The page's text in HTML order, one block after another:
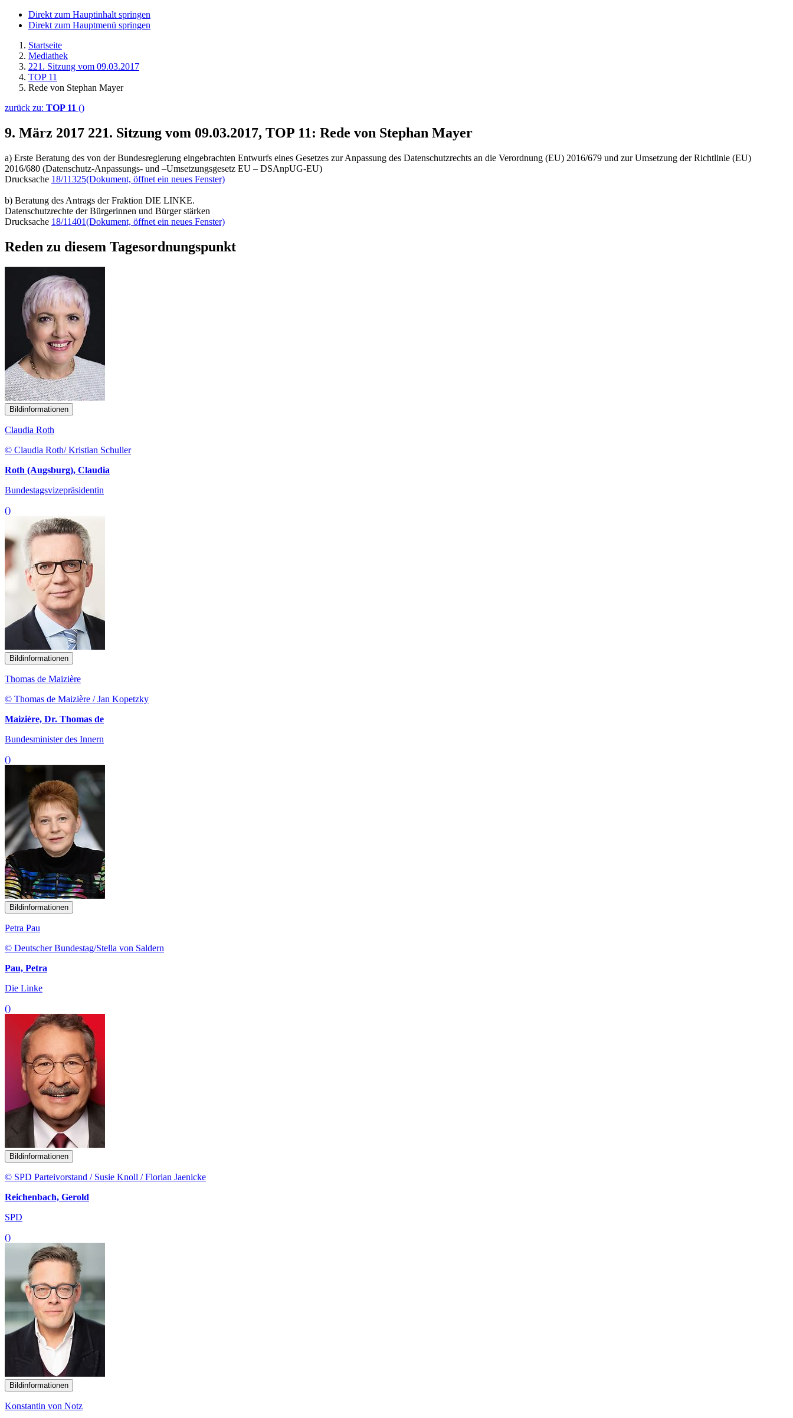
Direkt zum Hauptinhalt springen
Direkt zum Hauptmenü springen
Startseite
Mediathek
221. Sitzung vom 09.03.2017
TOP 11
Rede von Stephan Mayer
zurück zu: TOP 11 ()
9. März 2017 221. Sitzung vom 09.03.2017, TOP 11: Rede von Stephan Mayer
a) Erste Beratung des von der Bundesregierung eingebrachten Entwurfs eines Gesetzes zur Anpassung des Datenschutzrechts an die Verordnung (EU) 2016/679 und zur Umsetzung der Richtlinie (EU)
2016/680 (Datenschutz-Anpassungs- und –Umsetzungsgesetz EU – DSAnpUG-EU)
Drucksache 18/11325(Dokument, öffnet ein neues Fenster)
b) Beratung des Antrags der Fraktion DIE LINKE.
Datenschutzrechte der Bürgerinnen und Bürger stärken
Drucksache 18/11401(Dokument, öffnet ein neues Fenster)
Reden zu diesem Tagesordnungspunkt
Bildinformationen
Claudia Roth
© Claudia Roth/ Kristian Schuller
Roth (Augsburg), Claudia
Bundestagsvizepräsidentin
()
Bildinformationen
Thomas de Maizière
© Thomas de Maizière / Jan Kopetzky
Maizière, Dr. Thomas de
Bundesminister des Innern
()
Bildinformationen
Petra Pau
© Deutscher Bundestag/Stella von Saldern
Pau, Petra
Die Linke
()
Bildinformationen
© SPD Parteivorstand / Susie Knoll / Florian Jaenicke
Reichenbach, Gerold
SPD
()
Bildinformationen
Konstantin von Notz